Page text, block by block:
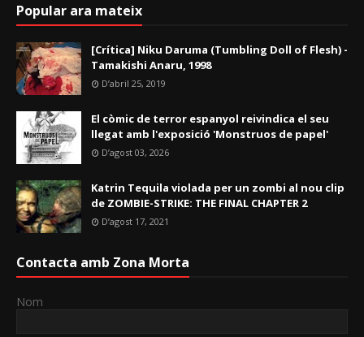
Popular ara mateix
[Crítica] Niku Daruma (Tumbling Doll of Flesh) -
Tamakishi Anaru, 1998
D’abril 25, 2019
El còmic de terror espanyol reivindica el seu
llegat amb l'exposició 'Monstruos de papel'
D’agost 03, 2026
Katrin Tequila violada per un zombi al nou clip
de ZOMBIE-STRIKE: THE FINAL CHAPTER 2
D’agost 17, 2021
Contacta amb Zona Morta
Nom